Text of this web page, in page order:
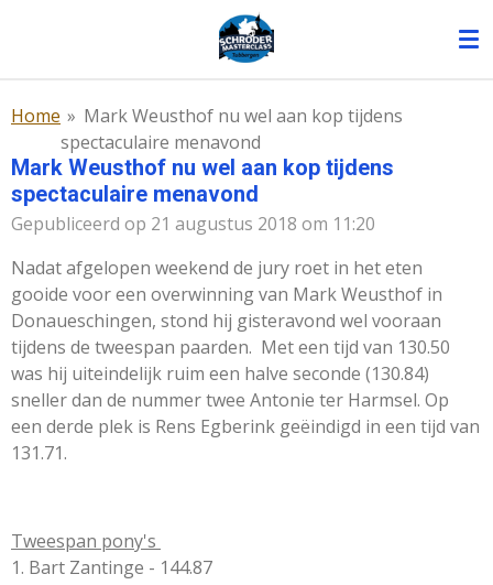
hoofdinhoud
Home » Mark Weusthof nu wel aan kop tijdens
spectaculaire menavond
Mark Weusthof nu wel aan kop tijdens
spectaculaire menavond
Gepubliceerd op 21 augustus 2018 om 11:20
Nadat afgelopen weekend de jury roet in het eten
gooide voor een overwinning van Mark Weusthof in
Donaueschingen, stond hij gisteravond wel vooraan
tijdens de tweespan paarden. Met een tijd van 130.50
was hij uiteindelijk ruim een halve seconde (130.84)
sneller dan de nummer twee Antonie ter Harmsel. Op
een derde plek is Rens Egberink geëindigd in een tijd van
131.71.
Tweespan pony's
1. Bart Zantinge - 144.87